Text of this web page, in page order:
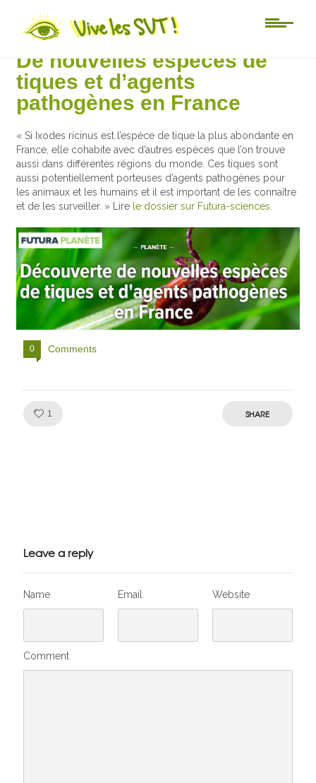
Actu-sciences
De nouvelles espèces de
tiques et d’agents
pathogènes en France
« Si Ixodes ricinus est l’espèce de tique la plus abondante en
France, elle cohabite avec d’autres espèces que l’on trouve
aussi dans différentes régions du monde. Ces tiques sont
aussi potentiellement porteuses d’agents pathogènes pour
les animaux et les humains et il est important de les connaître
et de les surveiller. » Lire le dossier sur Futura-sciences.
0 Comments
1 SHARE
Leave a reply
Name Email Website
Comment